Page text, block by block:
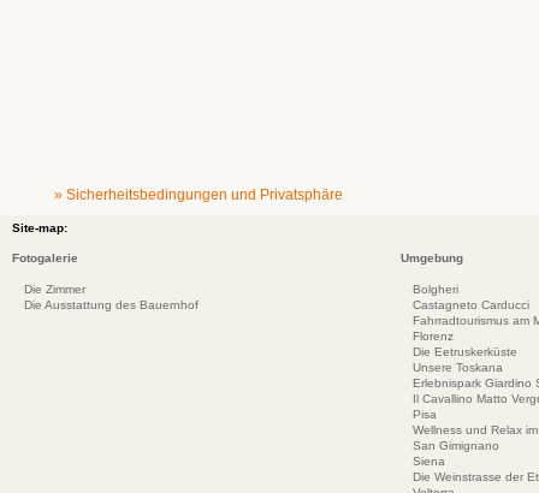
» Sicherheitsbedingungen und Privatsphäre
Site-map:
Fotogalerie
Die Zimmer
Die Ausstattung des Bauernhof
Umgebung
Bolgheri
Castagneto Carducci
Fahrradtourismus am
Florenz
Die Eetruskerküste
Unsere Toskana
Erlebnispark Giardino
Il Cavallino Matto
Pisa
Wellness und Relax
San Gimignano
Siena
Die Weinstrasse der